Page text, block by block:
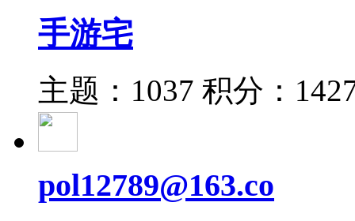
手游宅
主题：1037 积分：
pol12789@163.co